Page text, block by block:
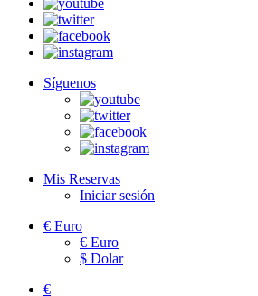
Síguenos
Mis Reservas
Iniciar sesión
€ Euro
€ Euro
$ Dolar
€